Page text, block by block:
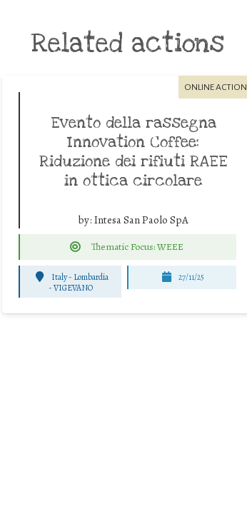
Related actions
ONLINE ACTION
Evento della rassegna
Innovation Coffee:
Riduzione dei rifiuti RAEE
in ottica circolare
by: Intesa San Paolo SpA
Thematic Focus: WEEE
Italy - Lombardia
-VIGEVANO
27/11/25